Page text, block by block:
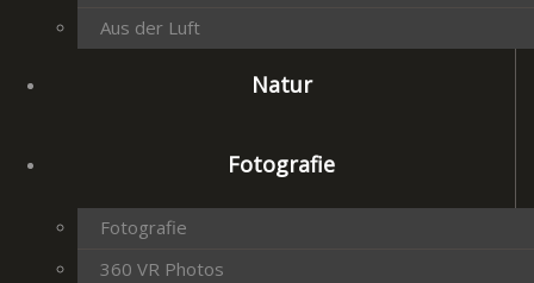
Aus der Luft
Natur
Fotografie
Fotografie
360 VR Photos